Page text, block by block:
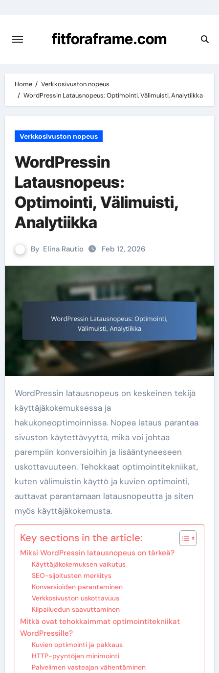
content
fitforaframe.com
Home
Verkkosivuston nopeus
WordPressin Latausnopeus: Optimointi, Välimuisti, Analytiikka
Verkkosivuston nopeus
WordPressin
Latausnopeus:
Optimointi, Välimuisti,
Analytiikka
By Elina Rautio Feb 12, 2026
WordPressin latausnopeus on keskeinen tekijä
käyttäjäkokemuksessa ja
hakukoneoptimoinnissa. Nopea lataus parantaa
sivuston käytettävyyttä, mikä voi johtaa
parempiin konversioihin ja lisääntyneeseen
uskottavuuteen. Tehokkaat optimointitekniikat,
kuten välimuistin käyttö ja kuvien optimointi,
auttavat parantamaan latausnopeutta ja siten
myös käyttäjäkokemusta.
Key sections in the article:
Miksi WordPressin latausnopeus on tärkeä?
Käyttäjäkokemuksen vaikutus
SEO-sijoitusten merkitys
Konversioiden parantaminen
Verkkosivuston uskottavuus
Kilpailuedun saavuttaminen
Mitkä ovat tehokkaimmat optimointitekniikat
WordPressille?
Kuvien optimointi ja pakkaus
HTTP-pyyntöjen minimointi
Palvelimen vasteajan vähentäminen